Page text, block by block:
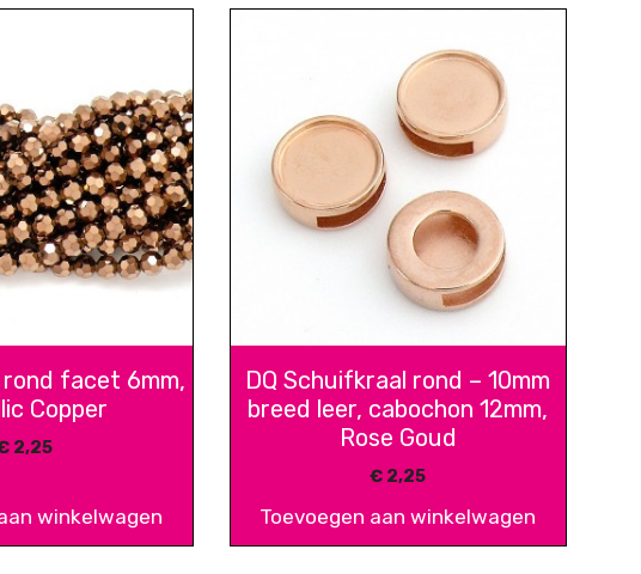
rond facet 6mm,
Copper
2,25
winkelwagen
DQ Schuifkraal rond – 10mm
breed leer, cabochon 12mm,
Rose Goud
€ 2,25
Toevoegen aan winkelwagen